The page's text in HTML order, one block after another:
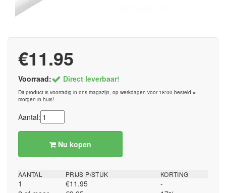
€11.95
Voorraad: Direct leverbaar!
Dit product is voorradig in ons magazijn, op werkdagen voor 18:00 besteld =
morgen in huis!
Aantal:
Nu kopen
AANTAL
1
PRIJS P/STUK
€11.95
KORTING
-